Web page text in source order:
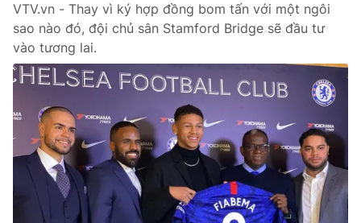
toasoan@vtv.vn
Liên hệ quảng cáo:
VTV.vn - Thay vì ký hợp đồng bom tấn với một ngôi
sao nào đó, đội chủ sân Stamford Bridge sẽ đầu tư
vào tương lai.